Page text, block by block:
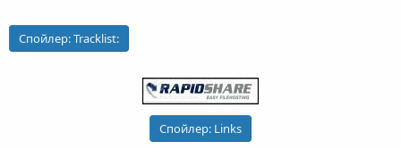
Спойлер:Tracklist:
Спойлер: Links